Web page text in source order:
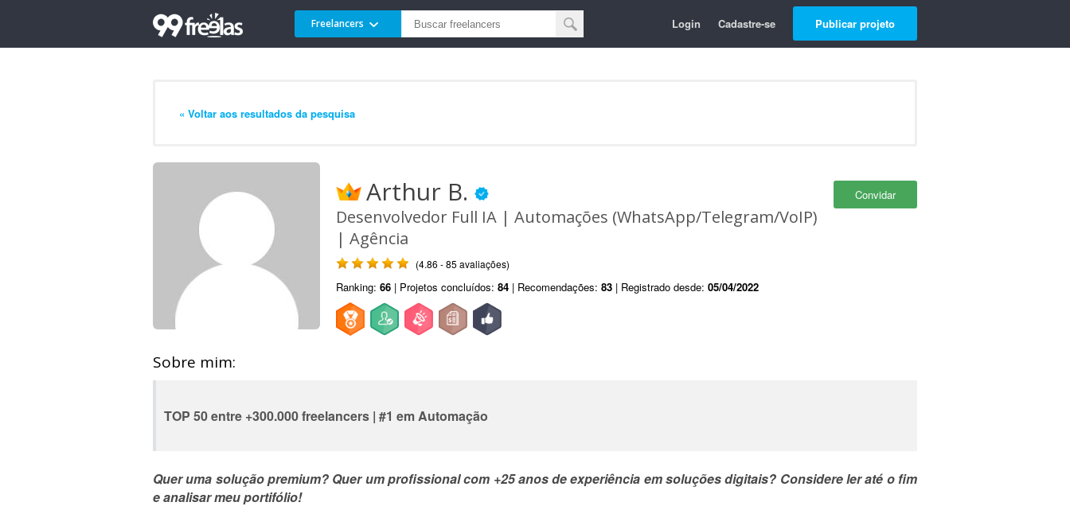
Freelancers Login Cadastre-se Publicar projeto
« Voltar aos resultados da pesquisa
Convidar
Arthur B.
Desenvolvedor Full IA | Automações (WhatsApp/Telegram/VoIP)
| Agência
(4.86 - 85 avaliações)
Ranking: 66 | Projetos concluídos: 84 | Recomendações: 83 | Registrado desde: 05/04/2022
Sobre mim:
TOP 50 entre +300.000 freelancers | #1 em Automação
Quer uma solução premium? Quer um profissional com +25 anos de experiência em soluções digitais? Considere ler até o fim
e analisar meu portifólio!